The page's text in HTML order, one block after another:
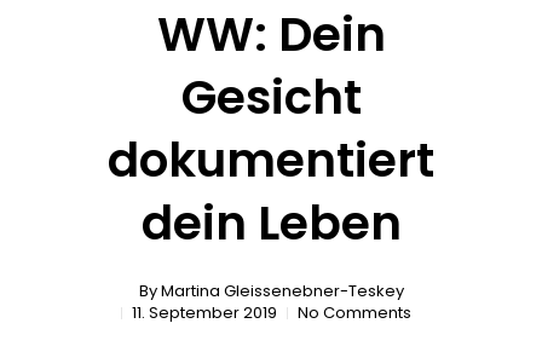
WW: Dein
Gesicht
dokumentiert
dein Leben
ByMartina Gleissenebner-Teskey
11. September 2019
No Comments